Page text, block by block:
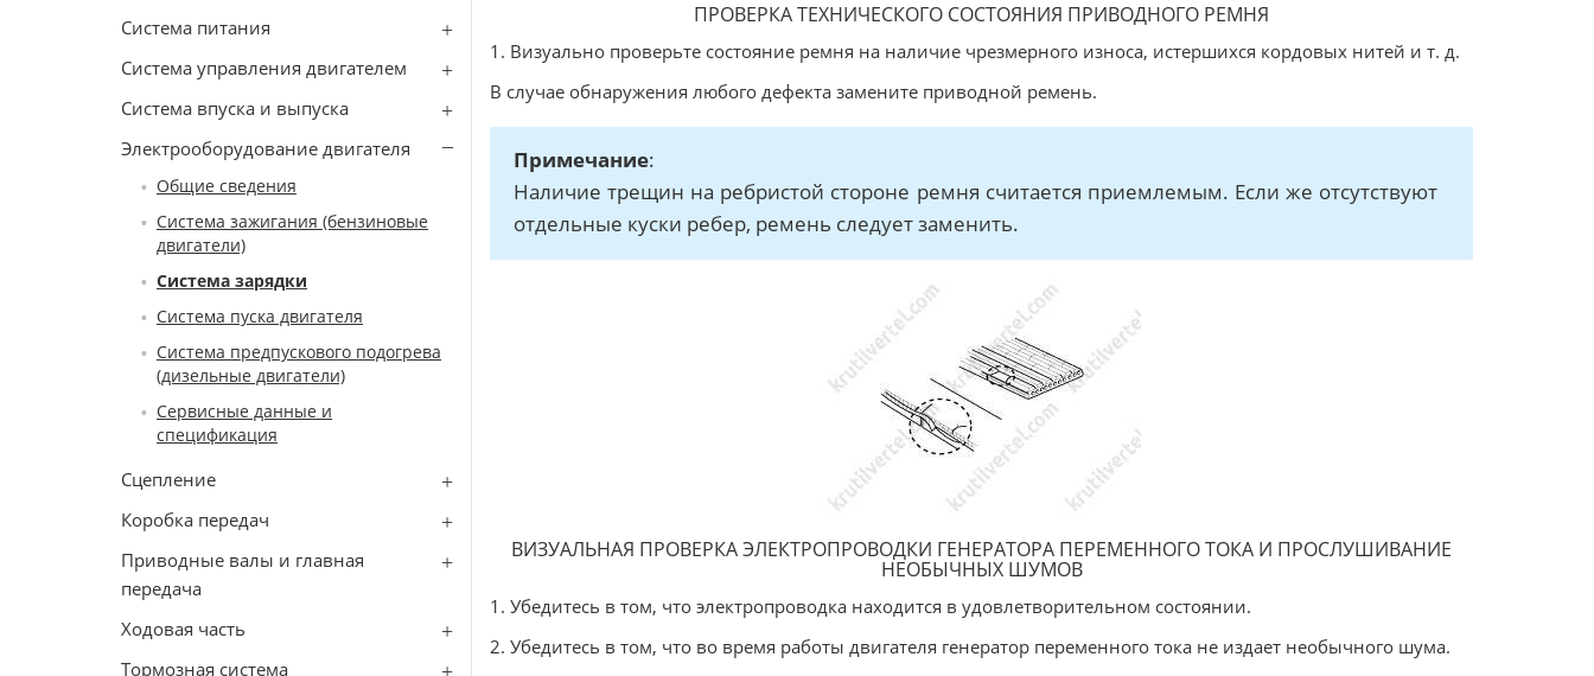
Система питания
Система управления двигателем
Система впуска и выпуска
Электрооборудование двигателя
Общие сведения
Система зажигания (бензиновые
двигатели)
Система зарядки
Система пуска двигателя
Система предпускового подогрева
(дизельные двигатели)
Сервисные данные и
спецификация
Сцепление
Коробка передач
Приводные валы и главная
передача
Ходовая часть
Тормозная система
ПРОВЕРКА ТЕХНИЧЕСКОГО СОСТОЯНИЯ ПРИВОДНОГО РЕМНЯ
1. Визуально проверьте состояние ремня на наличие чрезмерного износа, истершихся кордовых нитей и т. д.
В случае обнаружения любого дефекта замените приводной ремень.
Примечание:
Наличие трещин на ребристой стороне ремня считается приемлемым. Если же отсутствуют
отдельные куски ребер, ремень следует заменить.
ВИЗУАЛЬНАЯ ПРОВЕРКА ЭЛЕКТРОПРОВОДКИ ГЕНЕРАТОРА ПЕРЕМЕННОГО ТОКА И ПРОСЛУШИВАНИЕ
НЕОБЫЧНЫХ ШУМОВ
1. Убедитесь в том, что электропроводка находится в удовлетворительном состоянии.
2. Убедитесь в том, что во время работы двигателя генератор переменного тока не издает необычного шума.